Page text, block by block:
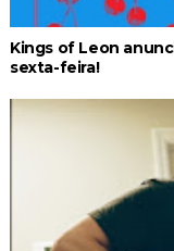
Kings of Leon
sexta-feira!